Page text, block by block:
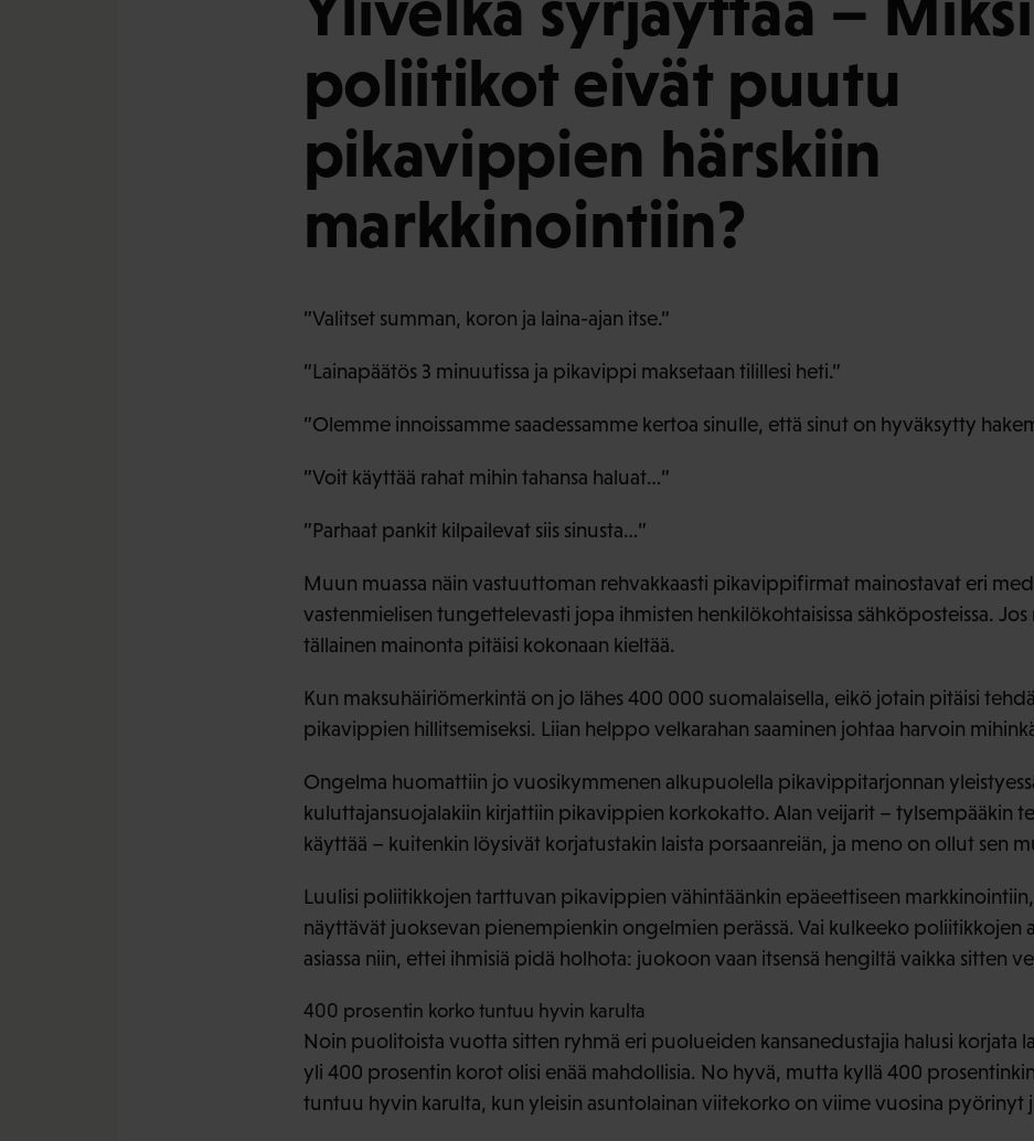
poliitikot eivät puutu
pikavippien härskiin
markkinointiin?
”Valitset summan, koron ja laina-ajan itse.”
”Lainapäätös 3 minuutissa ja pikavippi maksetaan tilillesi heti.”
”Olemme innoissamme saadessamme kertoa sinulle, että sinut on hyväksytty
”Voit käyttää rahat mihin tahansa haluat…”
”Parhaat pankit kilpailevat siis sinusta…”
Muun muassa näin vastuuttoman rehvakkaasti pikavippifirmat mainostavat eri
vastenmielisen tungettelevasti jopa ihmisten henkilökohtaisissa sähköposteissa.
tällainen mainonta pitäisi kokonaan kieltää.
Kun maksuhäiriömerkintä on jo lähes 400 000 suomalaisella, eikö jotain pitäisi
pikavippien hillitsemiseksi. Liian helppo velkarahan saaminen johtaa harvoin
Ongelma huomattiin jo vuosikymmenen alkupuolella pikavippitarjonnan
kuluttajansuojalakiin kirjattiin pikavippien korkokatto. Alan veijarit – tylsempääkin
käyttää – kuitenkin löysivät korjatustakin laista porsaanreiän, ja meno on ollut sen
Luulisi poliitikkojen tarttuvan pikavippien vähintäänkin epäeettiseen
näyttävät juoksevan pienempienkin ongelmien perässä. Vai kulkeeko poliitikkojen
asiassa niin, ettei ihmisiä pidä holhota: juokoon vaan itsensä hengiltä vaikka sitten
400 prosentin korko tuntuu hyvin karulta
Noin puolitoista vuotta sitten ryhmä eri puolueiden kansanedustajia halusi korjata
yli 400 prosentin korot olisi enää mahdollisia. No hyvä, mutta kyllä 400
tuntuu hyvin karulta, kun yleisin asuntolainan viitekorko on viime vuosina pyörinyt